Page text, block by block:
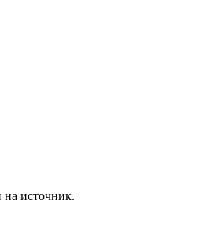
на источник.